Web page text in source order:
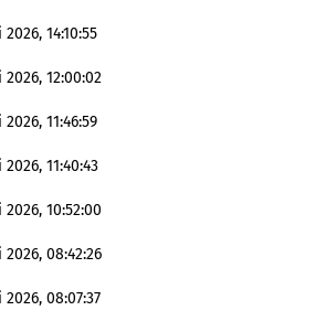
14:10:55
12:00:02
11:46:59
11:40:43
10:52:00
08:42:26
08:07:37